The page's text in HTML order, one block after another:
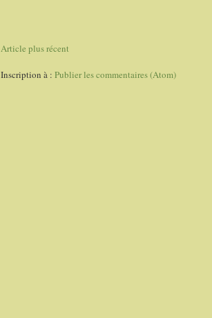
Article plus récent
Inscription à : Publier les commentaires (Atom)